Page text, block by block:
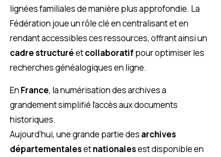
lignées familiales de manière plus approfondie. La
Fédération joue un rôle clé en centralisant et en
rendant accessibles ces ressources, offrant ainsi un
cadre structuréetcollaboratif pour optimiser les
recherches généalogiques en ligne.
En France, la numérisation des archives a
grandement simplifié l’accès aux documents
historiques.
Aujourd’hui, une grande partie des archives
départementalesetnationalesest disponible en